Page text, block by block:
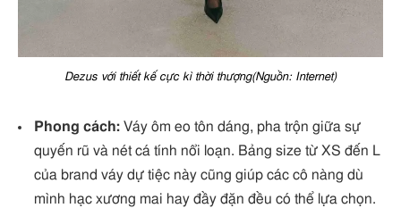
Dezus với thiết kế cực kì thời thượng(Nguồn: Internet)
Phong cách: Váy ôm eo tôn dáng, pha trộn giữa sự
quyến rũ và nét cá tính nổi loạn. Bảng size từ XS đến L
của brand váy dự tiệc này cũng giúp các cô nàng dù
mình hạc xương mai hay đầy đặn đều có thể lựa chọn.